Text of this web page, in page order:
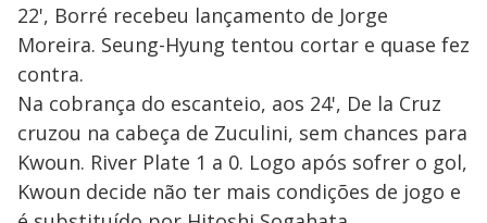
22', Borré recebeu lançamento de Jorge
Moreira. Seung-Hyung tentou cortar e quase fez
contra.
Na cobrança do escanteio, aos 24', De la Cruz
cruzou na cabeça de Zuculini, sem chances para
Kwoun. River Plate 1 a 0. Logo após sofrer o gol,
Kwoun decide não ter mais condições de jogo e